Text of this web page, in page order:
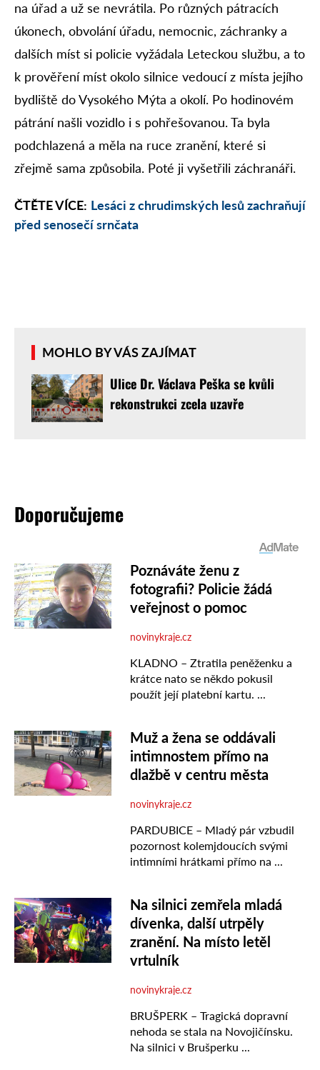
na úřad a už se nevrátila. Po různých pátracích
úkonech, obvolání úřadu, nemocnic, záchranky a
dalších míst si policie vyžádala Leteckou službu, a to
k prověření míst okolo silnice vedoucí z místa jejího
bydliště do Vysokého Mýta a okolí. Po hodinovém
pátrání našli vozidlo i s pohřešovanou. Ta byla
podchlazená a měla na ruce zranění, které si
zřejmě sama způsobila. Poté ji vyšetřili záchranáři.
ČTĚTE VÍCE: Lesáci z chrudimských lesů zachraňují
před senosečí srnčata
MOHLO BY VÁS ZAJÍMAT
Ulice Dr. Václava Peška se kvůli
rekonstrukci zcela uzavře
Doporučujeme